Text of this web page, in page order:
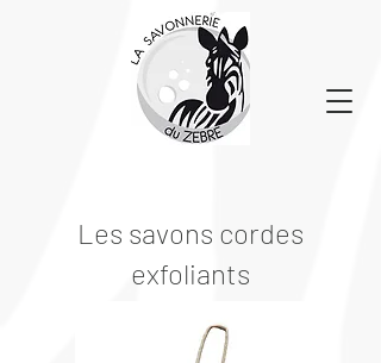
Les savons cordes
exfoliants